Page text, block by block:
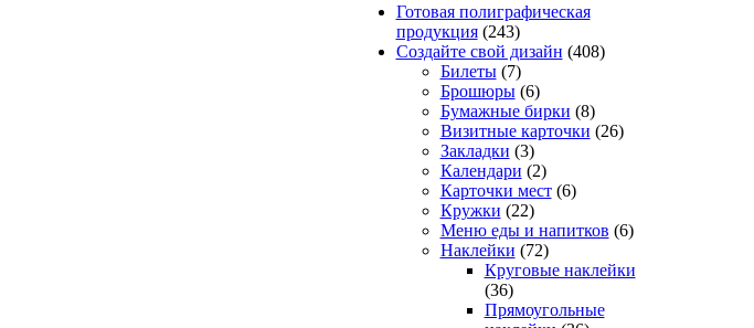
Готовая полиграфическая
продукция (243)
Создайте свой дизайн (408)
Билеты (7)
Брошюры (6)
Бумажные бирки (8)
Визитные карточки (26)
Закладки (3)
Календари (2)
Карточки мест (6)
Кружки (22)
Меню еды и напитков (6)
Наклейки (72)
Круговые наклейки
(36)
Прямоугольные